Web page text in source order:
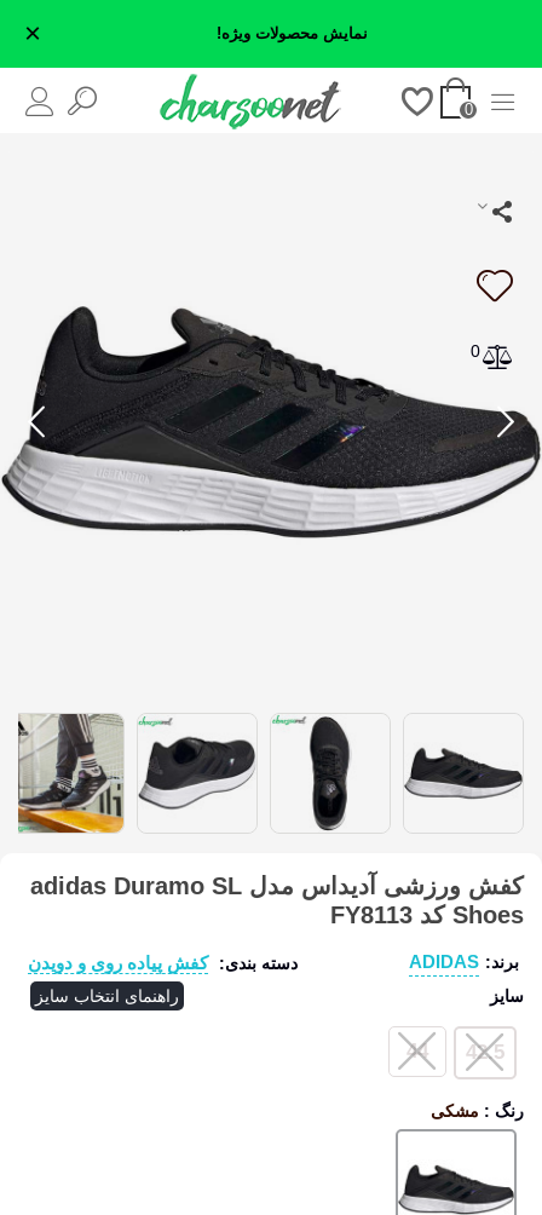
نمایش محصولات ویژه! ×
0
0
کفش ورزشی آدیداس مدل adidas Duramo SL
Shoes کد FY8113
برند: ADIDAS دسته بندی: کفش پیاده روی و دویدن
سایز راهنمای انتخاب سایز
42.5
44
رنگ : مشکی